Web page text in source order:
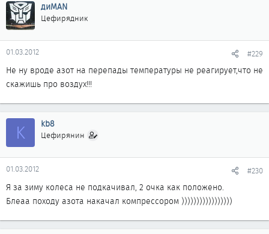
диMAN
Цефирядник
01.03.2012 #229
Не ну вроде азот на перепады температуры не реагирует,что не
скажишь про воздух!!!
K kb8
Цефирянин
01.03.2012 #230
Я за зиму колеса не подкачивал, 2 очка как положено.
Блеаа походу азота накачал компрессором )))))))))))))))))